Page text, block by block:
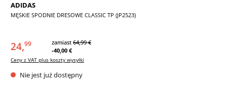
ADIDAS
MĘSKIE SPODNIE DRESOWE CLASSIC TP (JP2523)
24,99 zamiast 64,99 €
-40,00 €
Ceny z VAT plus koszty wysyłki
Nie jest już dostępny